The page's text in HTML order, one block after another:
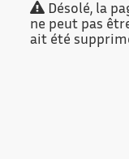
Désolé, la
ne peut pas
ait été